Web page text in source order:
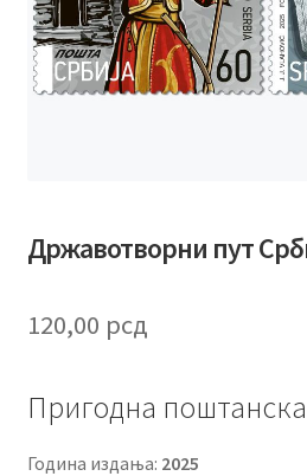
Државотворни пут
120,00 рсд
Пригодна
Година издања: 2025